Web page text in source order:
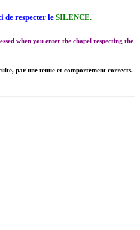
de respecter le SILENCE.
when you enter the chapel respecting the
par une tenue et comportement corrects.